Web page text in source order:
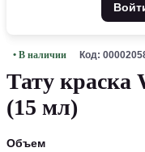
• В наличии Код:
Тату краска
(15 мл)
Объем